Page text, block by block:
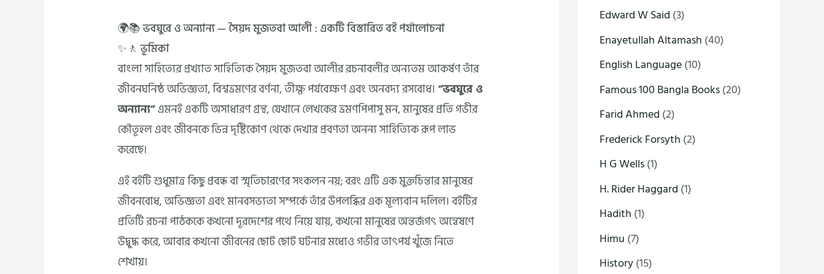
🌍📚 ভবঘুরে ও অন্যান্য — সৈয়দ মুজতবা আলী : একটি বিস্তারিত বই পর্যালোচনা
✨🚶 ভূমিকা
বাংলা সাহিত্যের প্রখ্যাত সাহিত্যিক সৈয়দ মুজতবা আলীর রচনাবলীর অন্যতম আকর্ষণ তাঁর
জীবনঘনিষ্ঠ অভিজ্ঞতা, বিশ্বভ্রমণের বর্ণনা, তীক্ষ্ণ পর্যবেক্ষণ এবং অনবদ্য রসবোধ।“ভবঘুরে ও
অন্যান্য”এমনই একটি অসাধারণ গ্রন্থ, যেখানে লেখকের ভ্রমণপিপাসু মন, মানুষের প্রতি গভীর
কৌতূহল এবং জীবনকে ভিন্ন দৃষ্টিকোণ থেকে দেখার প্রবণতা অনন্য সাহিত্যিক রূপ লাভ
করেছে।
এই বইটি শুধুমাত্র কিছু প্রবন্ধ বা স্মৃতিচারণের সংকলন নয়; বরং এটি এক মুক্তচিন্তার মানুষের
জীবনবোধ, অভিজ্ঞতা এবং মানবসভ্যতা সম্পর্কে তাঁর উপলব্ধির এক মূল্যবান দলিল। বইটির
প্রতিটি রচনা পাঠককে কখনো দূরদেশের পথে নিয়ে যায়, কখনো মানুষের অন্তর্জগৎ অন্বেষণে
উদ্বুদ্ধ করে, আবার কখনো জীবনের ছোট ছোট ঘটনার মধ্যেও গভীর তাৎপর্য খুঁজে নিতে
শেখায়।
Edward W Said (3)
Enayetullah Altamash (40)
English Language(10)
Famous 100 Bangla Books(20)
Farid Ahmed (2)
Frederick Forsyth (2)
H G Wells(1)
H. Rider Haggard (1)
Hadith (1)
Himu (7)
History(15)